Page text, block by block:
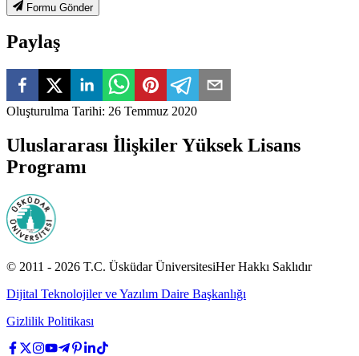
Formu Gönder
Paylaş
Oluşturulma Tarihi: 26 Temmuz 2020
Uluslararası İlişkiler Yüksek Lisans
Programı
© 2011 - 2026 T.C. Üsküdar ÜniversitesiHer Hakkı Saklıdır
Dijital Teknolojiler ve Yazılım Daire Başkanlığı
Gizlilik Politikası